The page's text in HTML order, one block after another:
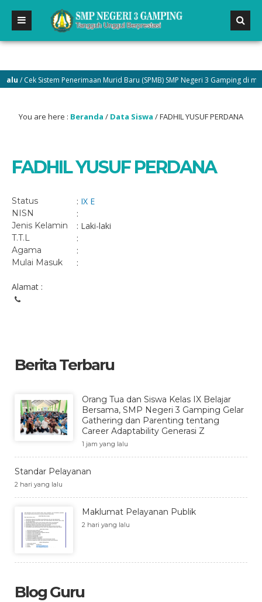
/ Cek Sistem Penerimaan Murid Baru (SPMB) SMP Negeri 3 Gamping di
You are here : Beranda / Data Siswa /FADHIL YUSUF PERDANA
FADHIL YUSUF PERDANA
Status : IX E
NISN :
Jenis Kelamin : Laki-laki
T.T.L :
Agama :
Mulai Masuk :
Alamat :
Berita Terbaru
Orang Tua dan Siswa Kelas IX Belajar
Bersama, SMP Negeri 3 Gamping Gelar
Gathering dan Parenting tentang
Career Adaptability Generasi Z
1 jam yang lalu
Standar Pelayanan
2 hari yang lalu
Maklumat Pelayanan Publik
2 hari yang lalu
Blog Guru